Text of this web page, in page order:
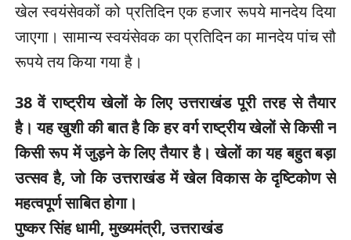
खेल स्वयंसेवकों को प्रतिदिन एक हजार रूपये मानदेय दिया
जाएगा। सामान्य स्वयंसेवक का प्रतिदिन का मानदेय पांच सौ
रूपये तय किया गया है।
38 वें राष्ट्रीय खेलों के लिए उत्तराखंड पूरी तरह से तैयार
है। यह खुशी की बात है कि हर वर्ग राष्ट्रीय खेलों से किसी न
किसी रूप में जुड़ने के लिए तैयार है। खेलों का यह बहुत बड़ा
उत्सव है, जो कि उत्तराखंड में खेल विकास के दृष्टिकोण से
महत्वपूर्ण साबित होगा।
पुष्कर सिंह धामी, मुख्यमंत्री, उत्तराखंड